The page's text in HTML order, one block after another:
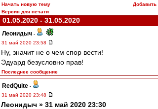
Начать новую тему
Добавить
Версия для печати
01.05.2020 - 31.05.2020
Леонидыч -
31 май 2020 23:58
Ну, значит не о чем спор вести!
Эдуард безусловно прав!
Последнее сообщение
RedQuite -
31 май 2020 23:48
Леонидыч » 31 май 2020 23:30